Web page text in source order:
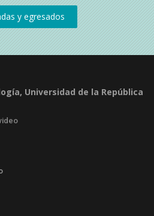
Universidad de la República